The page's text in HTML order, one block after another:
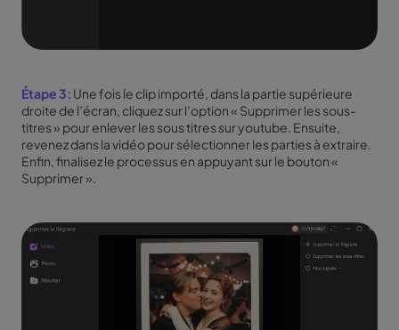
Étape 3: Une fois le clip importé, dans la partie supérieure
droite de l’écran, cliquez sur l’option « Supprimer les sous-
titres » pour enlever les sous titres sur youtube. Ensuite,
revenez dans la vidéo pour sélectionner les parties à extraire.
Enfin, finalisez le processus en appuyant sur le bouton «
Supprimer ».